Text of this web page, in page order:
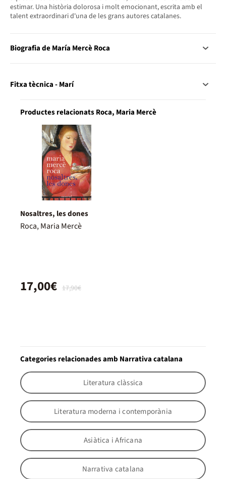
estimar. Una història dolorosa i molt emocionant, escrita amb el
talent extraordinari d'una de les grans autores catalanes.
Biografia de María Mercè Roca
Fitxa tècnica - Marí
Productes relacionats Roca, Maria Mercè
Nosaltres, les dones
Roca, Maria Mercè
17,90€
17,00€
Categories relacionades amb Narrativa catalana
Literatura clàssica
Literatura moderna i contemporània
Asiàtica i Africana
Narrativa catalana